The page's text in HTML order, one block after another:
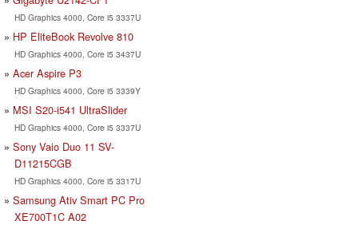
HD Graphics 4000, Core i5 3337U
HP EliteBook Revolve 810
HD Graphics 4000, Core i5 3437U
Acer Aspire P3
HD Graphics 4000, Core i5 3339Y
MSI S20-i541 UltraSlider
HD Graphics 4000, Core i5 3337U
Sony Vaio Duo 11 SV-
D11215CGB
HD Graphics 4000, Core i5 3317U
Samsung Ativ Smart PC Pro
XE700T1C A02